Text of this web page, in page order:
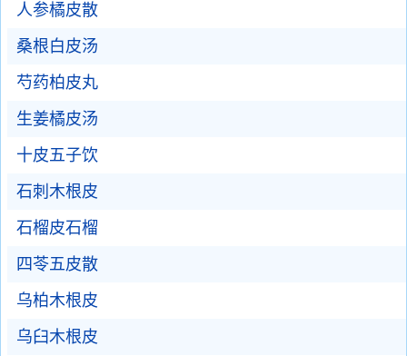
人参橘皮散
桑根白皮汤
芍药柏皮丸
生姜橘皮汤
十皮五子饮
石刺木根皮
石榴皮石榴
四苓五皮散
乌柏木根皮
乌臼木根皮